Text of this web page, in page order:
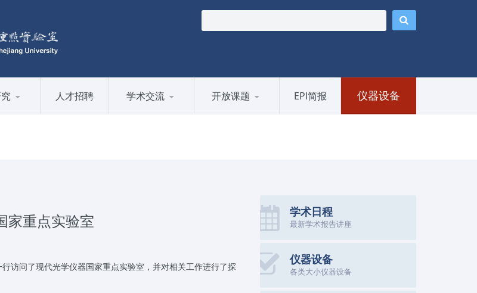
人才招聘 学术交流 开放课题 EPI简报 仪器设备
家重点实验室
访问了现代光学仪器国家重点实验室，并对相关工作进行了探
学术日程
最新学术报告讲座
仪器设备
各类大小仪器设备